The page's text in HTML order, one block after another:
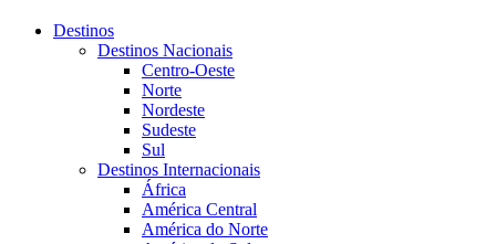
Destinos
Destinos Nacionais
Centro-Oeste
Norte
Nordeste
Sudeste
Sul
Destinos Internacionais
África
América Central
América do Norte